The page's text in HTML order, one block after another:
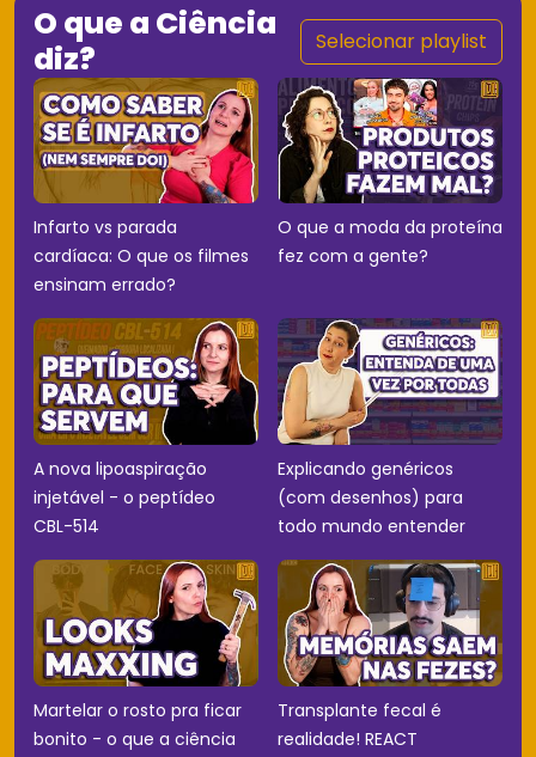
O que a Ciência
diz?
Selecionar playlist
Infarto vs parada
cardíaca: O que os filmes
ensinam errado?
O que a moda da proteína
fez com a gente?
A nova lipoaspiração
injetável - o peptídeo
CBL-514
Explicando genéricos
(com desenhos) para
todo mundo entender
Martelar o rosto pra ficar
bonito - o que a ciência
Transplante fecal é
realidade! REACT